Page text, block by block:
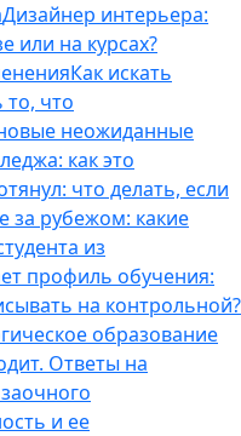
Дизайнер интерьера:
или на курсах?
Как искать
что
неожиданные
как это
что делать, если
за рубежом: какие
из
профиль обучения:
на контрольной?
образование
Ответы на
и ее